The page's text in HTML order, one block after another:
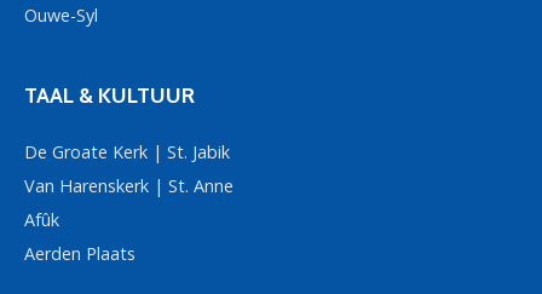
Ouwe-Syl
TAAL & KULTUUR
De Groate Kerk | St. Jabik
Van Harenskerk | St. Anne
Afûk
Aerden Plaats